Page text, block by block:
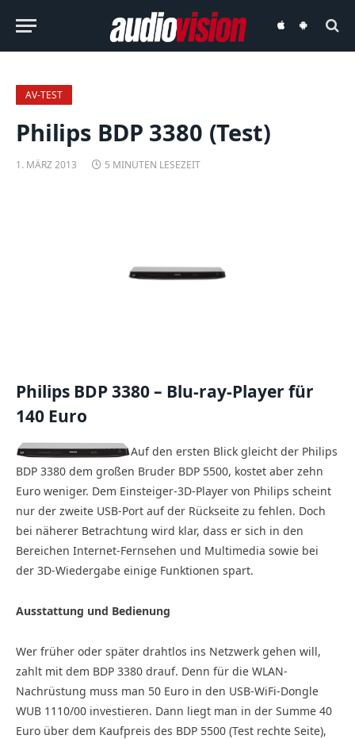
audiovisionaudiovision
AV-TEST
Philips BDP 3380 (Test)
1. MÄRZ 2013 5 MINUTEN LESEZEIT
Philips BDP 3380 – Blu-ray-Player für
140 Euro
Auf den ersten Blick gleicht der Philips
BDP 3380 dem großen Bruder BDP 5500, kostet aber zehn
Euro weniger. Dem Einsteiger-3D-Player von Philips scheint
nur der zweite USB-Port auf der Rückseite zu fehlen. Doch
bei näherer Betrachtung wird klar, dass er sich in den
Bereichen Internet-Fernsehen und Multimedia sowie bei
der 3D-Wiedergabe einige Funktionen spart.
Ausstattung und Bedienung
Wer früher oder später drahtlos ins Netzwerk gehen will,
zahlt mit dem BDP 3380 drauf. Denn für die WLAN-
Nachrüstung muss man 50 Euro in den USB-WiFi-Dongle
WUB 1110/00 investieren. Dann liegt man in der Summe 40
Euro über dem Kaufpreis des BDP 5500 (Test rechte Seite),